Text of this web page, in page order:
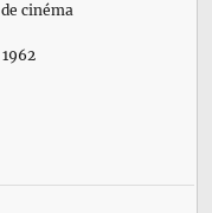
cinéma